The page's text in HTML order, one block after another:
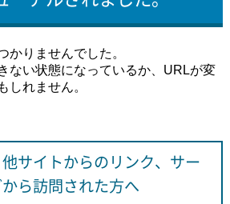
かりませんでした。
ない状態になっているか、URLが変
しれません。
サイトからのリンク、サー
ら訪問された方へ